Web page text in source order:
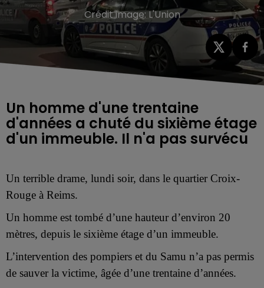
Crédit image:L'Union
Un homme d'une trentaine
d'années a chuté du sixième étage
d'un immeuble. Il n'a pas survécu
Un terrible drame, lundi soir, dans le quartier Croix-
Rouge à Reims.
Un homme est tombé d’une hauteur d’environ 20
mètres, depuis le sixième étage d’un immeuble.
L’intervention des pompiers et du Samu n’a pas permis
de sauver la victime, âgée d’une trentaine d’années.